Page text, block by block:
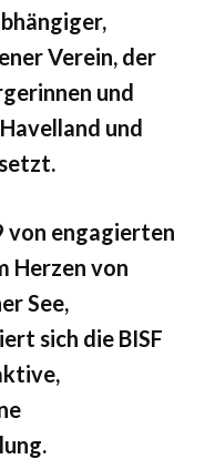
Verein, der
und
und
von engagierten
Herzen von
See,
sich die BISF